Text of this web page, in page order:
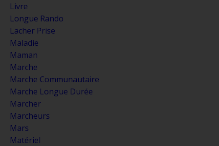
Livre
Longue Rando
Lächer Prise
Maladie
Maman
Marche
Marche Communautaire
Marche Longue Durée
Marcher
Marcheurs
Mars
Matériel